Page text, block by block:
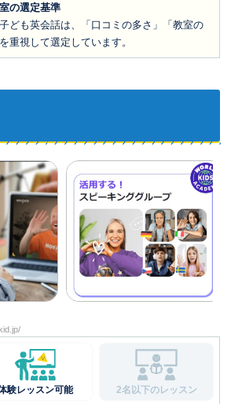
の選定基準
ども英会話は、「口コミの多さ」「教室の
重視して選定しています。
験レッスン可能 2名以下のレッスン